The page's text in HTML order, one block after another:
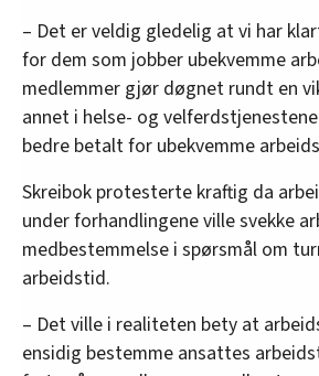
– Det er veldig gledelig at vi har
for dem som jobber ubekvemme
medlemmer gjør døgnet rundt en
annet i helse- og
bedre betalt for ubekvemme
Skreibok protesterte kraftig da
under forhandlingene ville svekke
medbestemmelse i spørsmål om
arbeidstid.
– Det ville i realiteten bety at
ensidig bestemme ansattes